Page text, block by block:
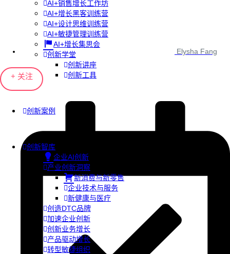
AI+销售增长工作坊
AI+增长黑客训练营
AI+设计思维训练营
AI+敏捷管理训练营
AI+增长集思会
创新学堂
创新讲座
创新工具
创新案例
创新智库
企业AI创新
产业创新洞察
新消费与新零售
企业技术与服务
新健康与医疗
创造DTC品牌
加速企业创新
创新业务增长
产品驱动增长
转型敏捷组织
Elysha Fang
+ 关注